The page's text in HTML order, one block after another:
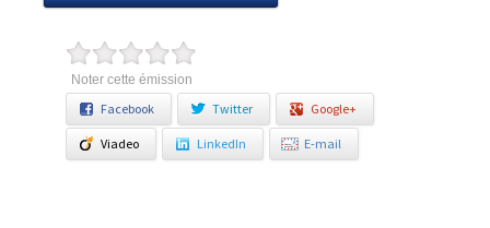
Noter cette émission
Facebook Twitter Google+
Viadeo LinkedIn E-mail